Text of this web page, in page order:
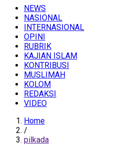
NEWS
NASIONAL
INTERNASIONAL
OPINI
RUBRIK
KAJIAN ISLAM
KONTRIBUSI
MUSLIMAH
KOLOM
REDAKSI
VIDEO
Home
/
pilkada